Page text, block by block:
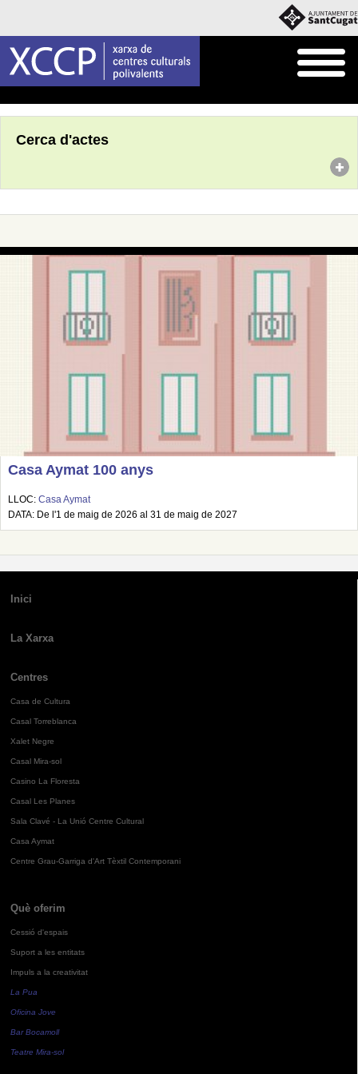
Cerca d'actes
Casa Aymat 100 anys
LLOC: Casa Aymat
DATA: De l'1 de maig de 2026 al 31 de maig de 2027
Inici
La Xarxa
Centres
Casa de Cultura
Casal Torreblanca
Xalet Negre
Casal Mira-sol
Casino La Floresta
Casal Les Planes
Sala Clavé - La Unió Centre Cultural
Casa Aymat
Centre Grau-Garriga d'Art Tèxtil Contemporani
Què oferim
Cessió d'espais
Suport a les entitats
Impuls a la creativitat
La Pua
Oficina Jove
Bar Bocamoll
Teatre Mira-sol